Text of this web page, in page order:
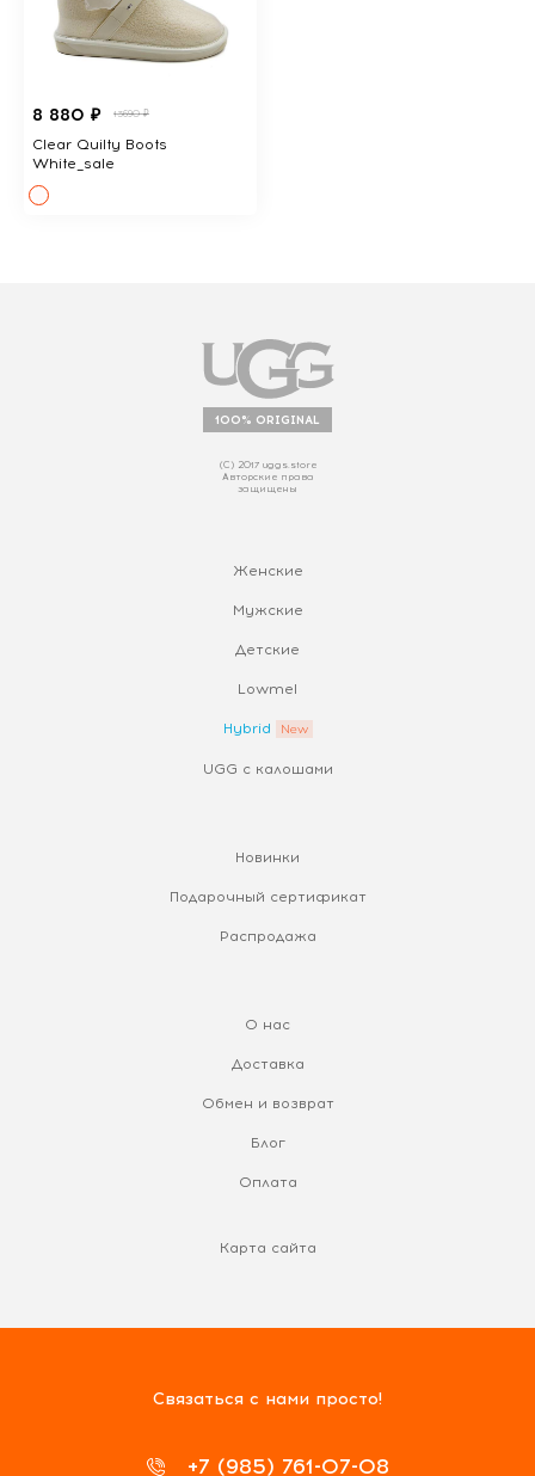
8 880 ₽ 13690 ₽
Clear Quilty Boots
White_sale
100% ORIGINAL
(С) 2017 uggs.store
Авторские права
защищены
Женские
Мужские
Детские
Lowmel
Hybrid
UGG с калошами
Новинки
Подарочный сертификат
Распродажа
О нас
Доставка
Обмен и возврат
Блог
Оплата
Карта сайта
Связаться с нами просто!
+7 (985) 761-07-08